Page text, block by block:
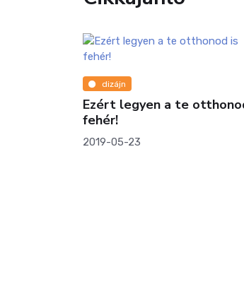
dizájn
Ezért legyen a te
fehér!
2019-05-23